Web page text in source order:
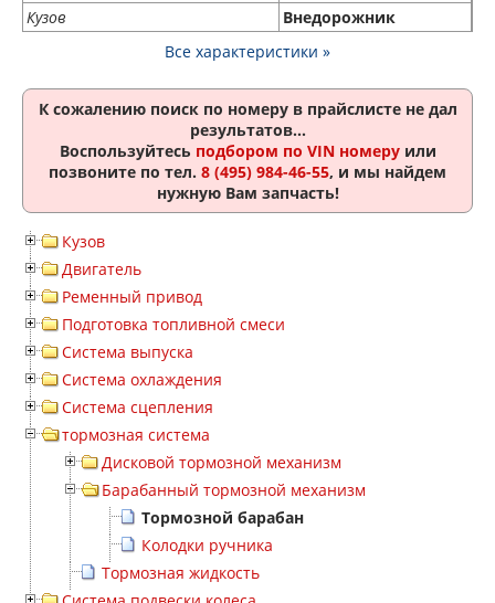
Кузов
Внедорожник
Все характеристики »
К сожалению поиск по номеру в прайслисте не дал
результатов...
Воспользуйтесь подбором по VIN номеруили
позвоните по тел. 8 (495) 984-46-55, и мы найдем
нужную Вам запчасть!
Кузов
Двигатель
Ременный привод
Подготовка топливной смеси
Система выпуска
Система охлаждения
Система сцепления
тормозная система
Дисковой тормозной механизм
Барабанный тормозной механизм
Тормозной барабан
Колодки ручника
Тормозная жидкость